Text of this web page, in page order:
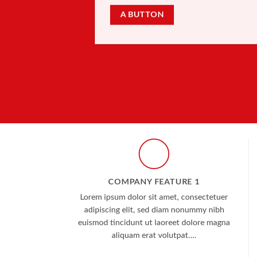
A BUTTON
COMPANY FEATURE 1
Lorem ipsum dolor sit amet, consectetuer
adipiscing elit, sed diam nonummy nibh
euismod tincidunt ut laoreet dolore magna
aliquam erat volutpat….